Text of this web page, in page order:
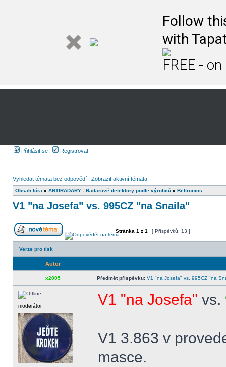
Follow
with
FREE -
Přihlásit se Registrovat
Vyhledat témata bez odpovědí | Zobrazit aktivní témata
Obsah fóra » ANTIRADARY - Radarové detektory podle výrobců » Beltronics
V1 "na Josefa" vs. 995CZ "na Snaila"
Stránka 1 z 1 [ Příspěvků: 13 ]
Verze pro tisk
Autor
x2005 Předmět příspěvku: V1 "na Josefa" vs. 995CZ "na
moderátor V1 "na Josefa" vs.
V1 3.863 v
masce.